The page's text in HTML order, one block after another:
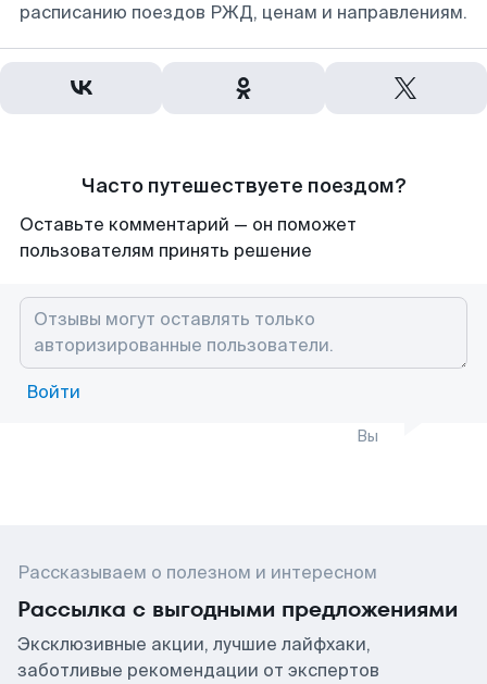
расписанию поездов РЖД, ценам и направлениям.
Часто путешествуете поездом?
Оставьте комментарий — он поможет
пользователям принять решение
Войти
Вы
Рассказываем о полезном и интересном
Рассылка с выгодными предложениями
Эксклюзивные акции, лучшие лайфхаки,
заботливые рекомендации от экспертов